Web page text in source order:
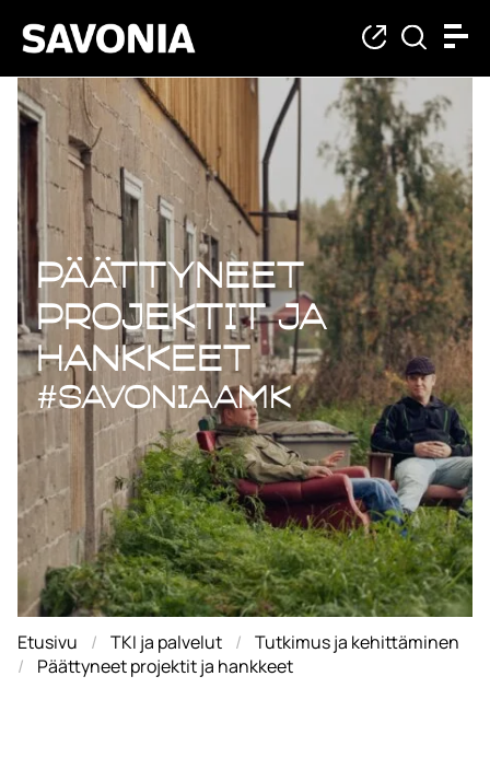
Päättyneet
Päättyneet
projektit ja
hankkeet
#savoniaAMK
Etusivu TKI ja palvelut
Tutkimus ja kehittäminen
Päättyneet projektit ja hankkeet